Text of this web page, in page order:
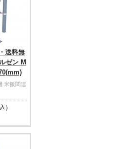
送料無
ゼン M
米飯関連
）